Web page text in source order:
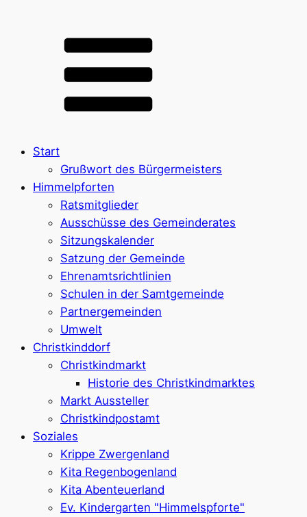
Start
Grußwort des Bürgermeisters
Himmelpforten
Ratsmitglieder
Ausschüsse des Gemeinderates
Sitzungskalender
Satzung der Gemeinde
Ehrenamtsrichtlinien
Schulen in der Samtgemeinde
Partnergemeinden
Umwelt
Christkinddorf
Christkindmarkt
Historie des Christkindmarktes
Markt Aussteller
Christkindpostamt
Soziales
Krippe Zwergenland
Kita Regenbogenland
Kita Abenteuerland
Ev. Kindergarten "Himmelspforte"